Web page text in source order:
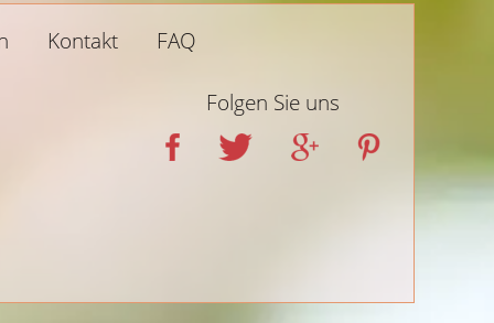
Kontakt FAQ
Folgen Sie uns